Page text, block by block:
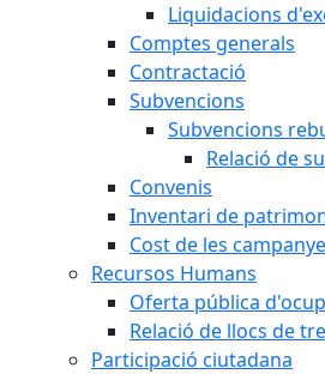
Liquidacions
Comptes generals
Contractació
Subvencions
Subvencions
Relació de
Convenis
Inventari de
Cost de les
Recursos Humans
Oferta pública
Relació de llocs de
Participació ciutadana